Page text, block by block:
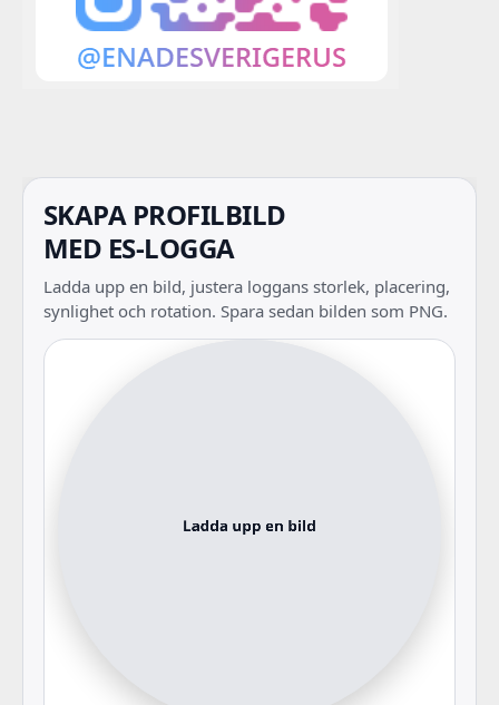
SKAPA PROFILBILD
MED ES-LOGGA
Ladda upp en bild, justera loggans storlek, placering,
synlighet och rotation. Spara sedan bilden som PNG.